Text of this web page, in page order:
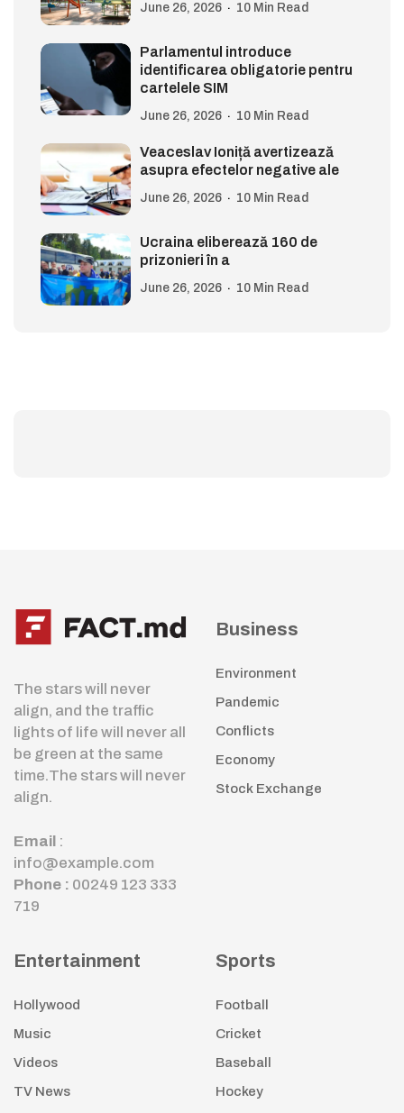
June 26, 2026 10 Min Read
Parlamentul introduce
identificarea obligatorie pentru
cartelele SIM
June 26, 2026 10 Min Read
Veaceslav Ioniță avertizează
asupra efectelor negative ale
June 26, 2026 10 Min Read
Ucraina eliberează 160 de
prizonieri în a
June 26, 2026 10 Min Read
The stars will never
align, and the traffic
lights of life will never all
be green at the same
time.The stars will never
align.
Email :
info@example.com
Phone : 00249 123 333
719
Business
Environment
Pandemic
Conflicts
Economy
Stock Exchange
Entertainment
Hollywood
Music
Videos
TV News
Sports
Football
Cricket
Baseball
Hockey